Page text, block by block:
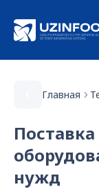
Главная
нужд